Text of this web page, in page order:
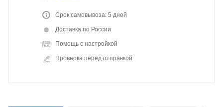
Срок самовывоза: 5 дней
Доставка по России
Помощь с настройкой
Проверка перед отправкой